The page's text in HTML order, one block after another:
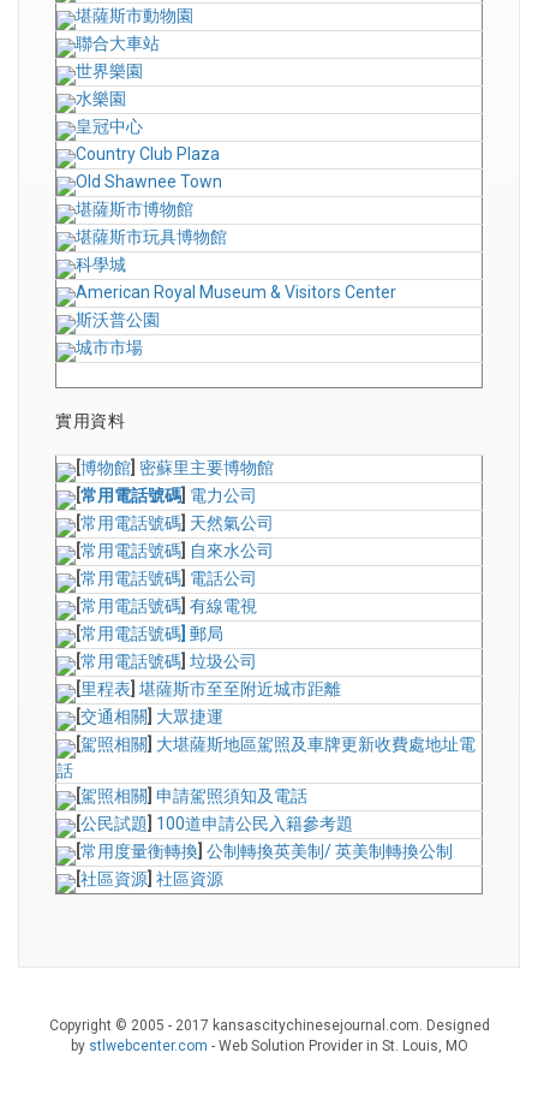
堪薩斯市動物園
聯合大車站
世界樂園
水樂園
皇冠中心
Country Club Plaza
Old Shawnee Town
堪薩斯市博物館
堪薩斯市玩具博物館
科學城
American Royal Museum & Visitors Center
斯沃普公園
城市市場
實用資料
博物館 密蘇里主要博物館
常用電話號碼 電力公司
常用電話號碼 天然氣公司
常用電話號碼 自來水公司
常用電話號碼 電話公司
常用電話號碼 有線電視
常用電話號碼 郵局
常用電話號碼 垃圾公司
里程表 堪薩斯市至至附近城市距離
交通相關 大眾捷運
駕照相關 大堪薩斯地區駕照及車牌更新收費處地址電
話
駕照相關 申請駕照須知及電話
公民試題 100道申請公民入籍參考題
常用度量衡轉換 公制轉換英美制/英美制轉換公制
社區資源 社區資源
Copyright © 2005 - 2017 kansascitychinesejournal.com. Designed
by stlwebcenter.com - Web Solution Provider in St. Louis, MO